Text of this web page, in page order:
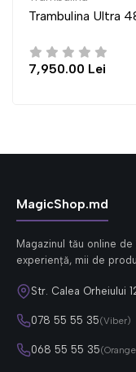
488 cm, plasa
MagicShop.md
Magazinul tău online
experiență, mii de
Str. Calea Orheiului
078 55 55 35(Viber)
068 55 55 35